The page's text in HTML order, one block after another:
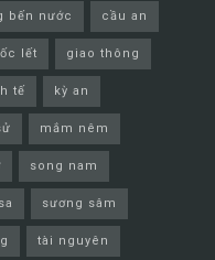
bến nước cầu an
lết giao thông
tế kỳ an
mắm nêm
song nam
sương sâm
tài nguyên